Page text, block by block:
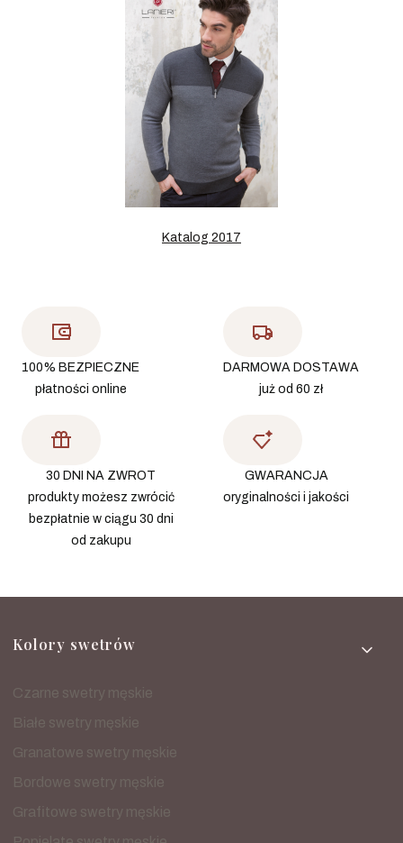
Katalog 2017
100% BEZPIECZNE
płatności online
DARMOWA DOSTAWA
już od 60 zł
30 DNI NA ZWROT
produkty możesz zwrócić
bezpłatnie w ciągu 30 dni
od zakupu
GWARANCJA
oryginalności i jakości
Linki w stopce
Kolory swetrów
Czarne swetry męskie
Białe swetry męskie
Granatowe swetry męskie
Bordowe swetry męskie
Grafitowe swetry męskie